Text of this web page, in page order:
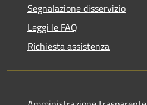
Segnalazione disservizio
Leggi le FAQ
Richiesta assistenza